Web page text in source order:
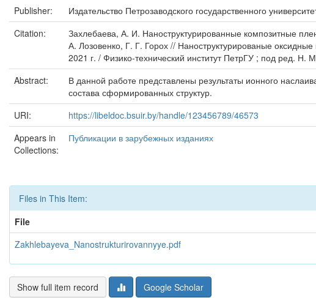
Publisher:
Издательство Петрозаводского государственного
Citation:
Захлебаева, А. И. Наноструктурированные композитные
А. Лозовенко, Г. Г. Горох // Наноструктурированые
2021 г. / Физико-технический институт ПетрГУ ; под ред.
Abstract:
В данной работе представлены результаты ионного
состава сформированных структур.
URI:
https://libeldoc.bsuir.by/handle/123456789/46573
Appears in
Collections:
Публикации в зарубежных изданиях
Files in This Item:
File
Zakhlebayeva_Nanostrukturirovannyye.pdf
Show full item record Google Scholar